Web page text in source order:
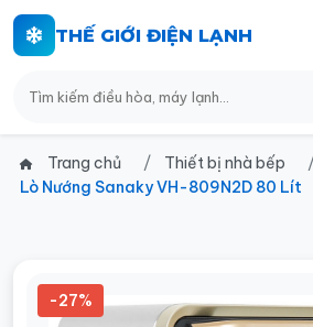
THẾ GIỚI ĐIỆN LẠNH
Trang chủ
Thiết bị nhà bếp
Lò Nướng Sanaky VH-809N2D 80 Lít
-27%